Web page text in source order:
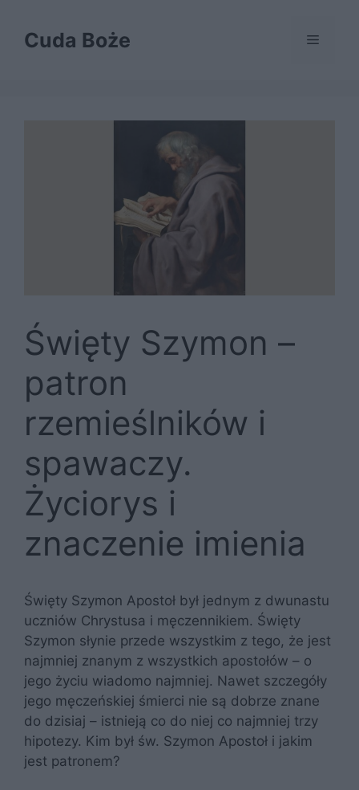
treściCuda Boże Menu
Święty Szymon –
patron
rzemieślników i
spawaczy.
Życiorys i
znaczenie imienia
Święty Szymon Apostoł był jednym z dwunastu
uczniów Chrystusa i męczennikiem. Święty
Szymon słynie przede wszystkim z tego, że jest
najmniej znanym z wszystkich apostołów – o
jego życiu wiadomo najmniej. Nawet szczegóły
jego męczeńskiej śmierci nie są dobrze znane
do dzisiaj – istnieją co do niej co najmniej trzy
hipotezy. Kim był św. Szymon Apostoł i jakim
jest patronem?